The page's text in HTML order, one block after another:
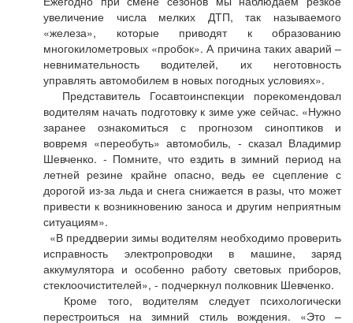
увеличение числа мелких ДТП, так называемого
«железа», которые приводят к образованию
многокилометровых «пробок». А причина таких аварий –
невнимательность водителей, их неготовность
управлять автомобилем в новых погодных условиях».
Представитель Госавтоинспекции порекомендовал
водителям начать подготовку к зиме уже сейчас. «Нужно
заранее ознакомиться с прогнозом синоптиков и
вовремя «переобуть» автомобиль, - сказал Владимир
Шевченко. - Помните, что ездить в зимний период на
летней резине крайне опасно, ведь ее сцепление с
дорогой из-за льда и снега снижается в разы, что может
привести к возникновению заноса и другим неприятным
ситуациям».
«В преддверии зимы водителям необходимо проверить
исправность электропроводки в машине, заряд
аккумулятора и особенно работу световых приборов,
стеклоочистителей», - подчеркнул полковник Шевченко.
Кроме того, водителям следует психологически
перестроиться на зимний стиль вождения. «Это –